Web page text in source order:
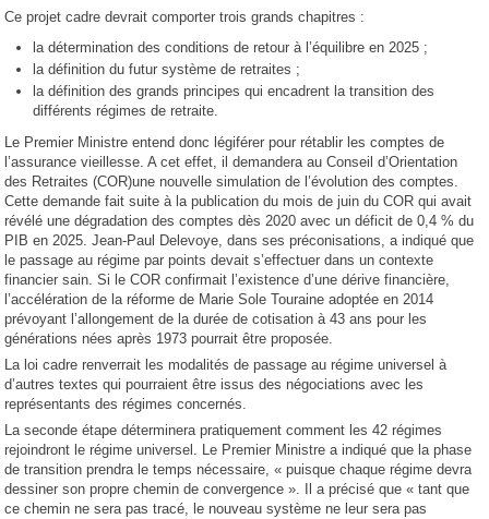
Ce projet cadre devrait comporter trois grands chapitres :
la détermination des conditions de retour à l’équilibre en 2025 ;
la définition du futur système de retraites ;
la définition des grands principes qui encadrent la transition des
différents régimes de retraite.
Le Premier Ministre entend donc légiférer pour rétablir les comptes de
l’assurance vieillesse. A cet effet, il demandera au Conseil d’Orientation
des Retraites (COR)une nouvelle simulation de l’évolution des comptes.
Cette demande fait suite à la publication du mois de juin du COR qui avait
révélé une dégradation des comptes dès 2020 avec un déficit de 0,4 % du
PIB en 2025. Jean-Paul Delevoye, dans ses préconisations, a indiqué que
le passage au régime par points devait s’effectuer dans un contexte
financier sain. Si le COR confirmait l’existence d’une dérive financière,
l’accélération de la réforme de Marie Sole Touraine adoptée en 2014
prévoyant l’allongement de la durée de cotisation à 43 ans pour les
générations nées après 1973 pourrait être proposée.
La loi cadre renverrait les modalités de passage au régime universel à
d’autres textes qui pourraient être issus des négociations avec les
représentants des régimes concernés.
La seconde étape déterminera pratiquement comment les 42 régimes
rejoindront le régime universel. Le Premier Ministre a indiqué que la phase
de transition prendra le temps nécessaire, « puisque chaque régime devra
dessiner son propre chemin de convergence ». Il a précisé que « tant que
ce chemin ne sera pas tracé, le nouveau système ne leur sera pas